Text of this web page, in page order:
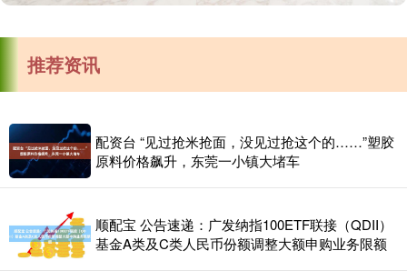
推荐资讯
配资台 “见过抢米抢面，没见过抢这个的……”塑胶
原料价格飙升，东莞一小镇大堵车
顺配宝 公告速递：广发纳指100ETF联接（QDII）
基金A类及C类人民币份额调整大额申购业务限额